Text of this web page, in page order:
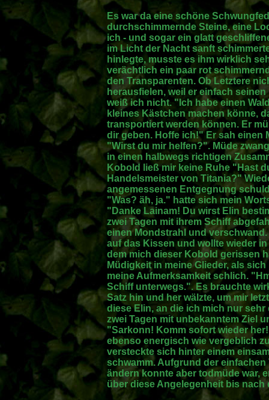
Es war da eine schöne
durchschimmernde Steine, eine
ich - und sogar ein glatt
im Licht der Nacht sanft
hinlegte, musste es ihm wirklich
verächtlich ein paar rot
den Transparenten. Ob Letztere
herausfielen, weil er einfach
weiß ich nicht. "Ich habe einen
kleines Kästchen machen könne,
transportiert werden können. Er
dir geben. Hoffe ich!" Er sah einen
"Wirst du mir helfen?". Müde
in einen halbwegs richtigen
Kobold ließ mir keine Ruhe "Hast
Handelsmeister von Titania?"
angemessenen Entgegnung
"Was? äh, ja." hatte sich mein
"Danke Lainam! Du wirst Elin
zwei Tagen mit ihrem Schiff
einen Mondstrahl und
auf das Kissen und wollte wieder
dem mich dieser Kobold gerissen
Müdigkeit in meine Glieder, als
meine Aufmerksamkeit schlich.
Schiff unterwegs.". Es brauchte
Satz hin und her wälzte, um mir
diese Elin, an die ich mich nur
zwei Tagen mit unbekanntem Ziel
"Sarkonn! Komm sofort wieder
ebenso energisch wie vergeblich
versteckte sich hinter einem
schwamm. Aufgrund der
ändern konnte aber todmüde war,
über diese Angelegenheit bis nach